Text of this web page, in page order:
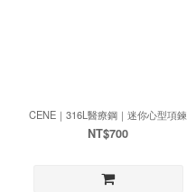
CENE｜316L醫療鋼｜迷你心型項鍊
NT$700